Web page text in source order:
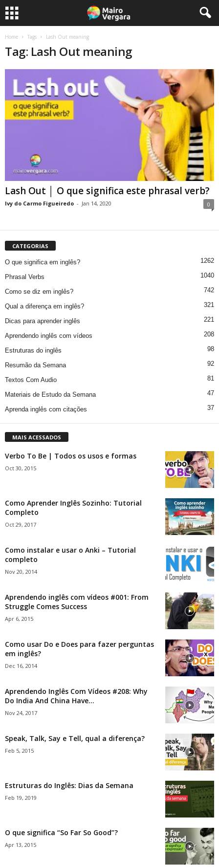
Home Tags Lash Out meaning
Tag: Lash Out meaning
Lash Out │ O que significa este phrasal verb?
Ivy do Carmo Figueiredo - Jan 14, 2020 0
CATEGORIAS
O que significa em inglês? 1262
Phrasal Verbs 1040
Como se diz em inglês? 742
Qual a diferença em inglês? 321
Dicas para aprender inglês 221
Aprendendo inglês com vídeos 208
Estruturas do inglês 98
Resumão da Semana 92
Textos Com Audio 81
Materiais de Estudo da Semana 47
Aprenda inglês com citações 37
MAIS ACESSADOS
Verbo To Be | Todos os usos e formas
Oct 30, 2015
Como Aprender Inglês Sozinho: Tutorial
Completo
Oct 29, 2017
Como instalar e usar o Anki – Tutorial
completo
Nov 20, 2014
Aprendendo inglês com vídeos #001: From
Struggle Comes Success
Apr 6, 2015
Como usar Do e Does para fazer perguntas
em inglês?
Dec 16, 2014
Aprendendo Inglês Com Vídeos #208: Why
Do India And China Have...
Nov 24, 2017
Speak, Talk, Say e Tell, qual a diferença?
Feb 5, 2015
Estruturas do Inglês: Dias da Semana
Feb 19, 2019
O que significa “So Far So Good”?
Apr 13, 2015